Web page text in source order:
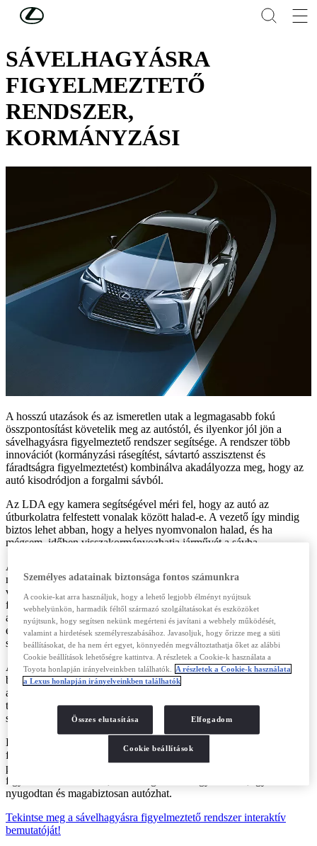
Skip to Main Content
LEXUS SAFETY SYSTEM +
SÁVELHAGYÁSRA
FIGYELMEZTETŐ
RENDSZER,
KORMÁNYZÁSI
A hosszú utazások és az ismeretlen utak a legmagasabb fokú
összpontosítást követelik meg az autóstól, és ilyenkor jól jön a
sávelhagyásra figyelmeztető rendszer segítsége. A rendszer több
innovációt (kormányzási rásegítést, sávtartó asszisztenst és
fáradtságra figyelmeztetést) kombinálva akadályozza meg, hogy az
autó kisodródjon a forgalmi sávból.
Az LDA egy kamera segítségével méri fel, hogy az autó az
útburkolatra felfestett vonalak között halad-e. A vezető így mindig
biztos lehet abban, hogy a helyes nyomvonalon halad, és ha
mégsem, időben visszakormányozhatja járművét a sávba.
A veszélyesnek ítélt helyzetekben az LDA kiegészítő segítséget is
nyújt. A jármű imbolygása az első jele annak, hogy a vezető fáradt,
vagy csökken a figyelme. A fáradtságra figyelmeztető rendszerrel
felszerelt Lexusok ilyenkor hang- és fényjelzéssel figyelmeztetik az
autóst, még mielőtt baleset történhetne. A rendszer különböző
érzékenységi szintekre állítható be, így mindenki a saját vezetési
stílusához igazíthatja a berendezés működését.
A kormányzási rásegítéssel felszerelt Lexus modellek még nagyobb
biztonságot kínálnak, mivel finom ellenkormányzással terelik vissza
a sávba a kisodródni készülő autót, a sávtartó asszisztens pedig segít
tartani a jármű pozícióját, amikor a dinamikus radarvezérlésű
sebességtartó automatika aktív.
Ezek az LDA-funkciók segítenek elkerülni a fáradtság vagy
figyelmetlenség miatt bekövetkező baleseteket, amikor egy
pillanatnyi figyelemkiesés is veszélyes helyzetet teremthet. Az LDA
figyelme sosem lankad, és mindig időben figyelmeztet, így a vezető
nyugodtan és magabiztosan autózhat.
Tekintse meg a sávelhagyásra figyelmeztető rendszer interaktív
bemutatóját!
Személyes adatainak biztonsága fontos számunkra
A cookie-kat arra használjuk, hogy a lehető legjobb élményt nyújtsuk
webhelyünkön, harmadik féltől származó szolgáltatásokat és eszközöket
nyújtsunk, hogy segítsen nekünk megérteni és javítani a webhely működését,
valamint a hirdetések személyreszabásához. Javasoljuk, hogy őrizze meg a süti
beállításokat, de ha nem ért egyet, könnyedén megváltoztathatja őket az alábbi
Cookie beállítások lehetőségre kattintva. A részletek a Cookie-k használata a
Toyota honlapján irányelveinkben találhatók. A részletek a Cookie-k használata
a Lexus honlapján irányelveinkben találhatók
Összes elutasítása Elfogadom
Cookie beállítások